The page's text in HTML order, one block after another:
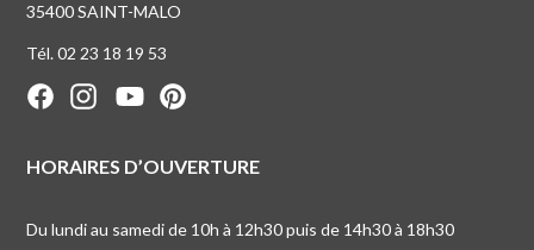
35400 SAINT-MALO
Tél. 02 23 18 19 53
HORAIRES D’OUVERTURE
Du lundi au samedi de 10h à 12h30 puis de 14h30 à 18h30